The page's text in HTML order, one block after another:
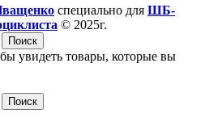
специально для ШБ-
© 2025г.
Поиск
увидеть товары, которые вы
Поиск